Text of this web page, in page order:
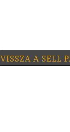
VISSZA A SELL